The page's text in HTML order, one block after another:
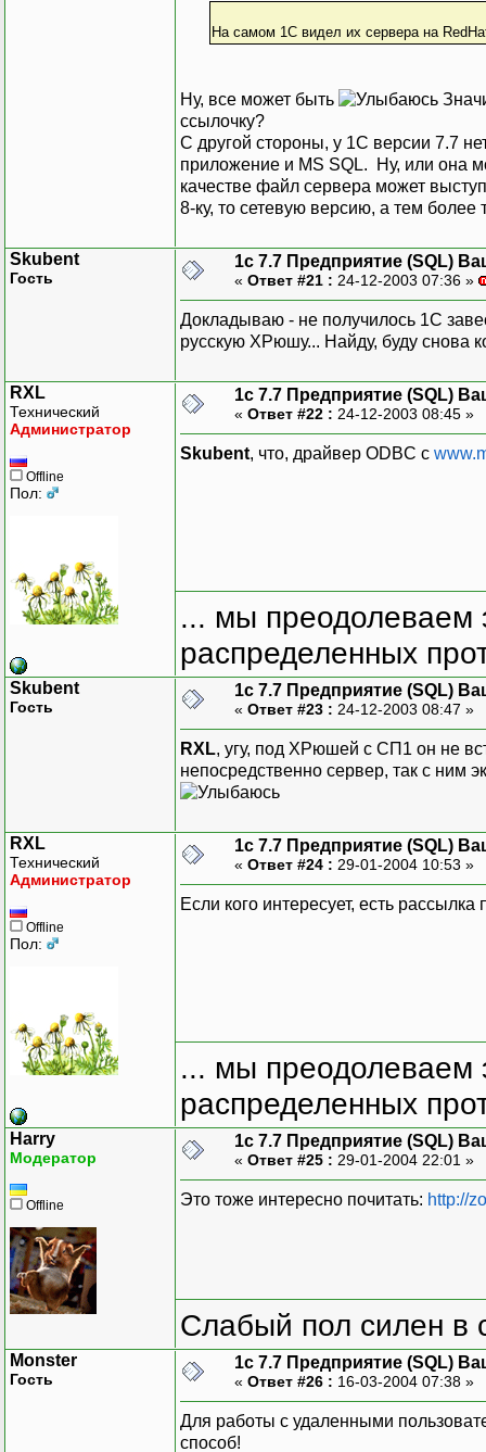
На самом 1С видел их сервера на
Ну, все может быть
ссылочку?
С другой стороны, у 1С версии 7.7
приложение и MS SQL. Ну, или она
качестве файл сервера может
8-ку, то сетевую версию, а тем
Skubent
Гость
1с 7.7 Предприятие (SQL)
« Ответ #21 : 24-12-2003 07:36 »
Докладываю - не получилось 1С
русскую ХРюшу... Найду, буду снова
RXL
Технический
Администратор
Offline
Пол:
1с 7.7 Предприятие (SQL)
« Ответ #22 : 24-12-2003 08:45 »
Skubent, что, драйвер ODBC с
... мы преодолеваем
распределенных
Skubent
Гость
1с 7.7 Предприятие (SQL)
« Ответ #23 : 24-12-2003 08:47 »
RXL, угу, под ХРюшей с СП1 он не
непосредственно сервер, так с ним
RXL
Технический
Администратор
Offline
Пол:
1с 7.7 Предприятие (SQL)
« Ответ #24 : 29-01-2004 10:53 »
Если кого интересует, есть
... мы преодолеваем
распределенных
Harry
Модератор
Offline
1с 7.7 Предприятие (SQL)
« Ответ #25 : 29-01-2004 22:01 »
Это тоже интересно почитать: http://
Слабый пол силен в
Monster
Гость
1с 7.7 Предприятие (SQL)
« Ответ #26 : 16-03-2004 07:38 »
Для работы с удаленными
способ!